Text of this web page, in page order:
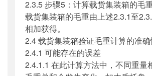
2.3.5 步骤5：计算载货集装箱的毛
载货集装箱的毛重由上述2.3.1至
相加获得。
2.4 载货集装箱验证毛重计算的准
2.4.1 可能存在的误差
2.4.1.1 在此计算方法中，不同重量